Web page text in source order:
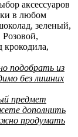
аксессуаров
в любом
зеленый,
Розовой,
подобрать из
без лишних
предмет
дополнить
продумать